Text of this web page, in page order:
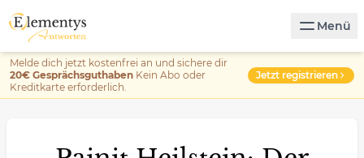
Menü
Melde dich jetzt kostenfrei an und sichere dir
20€ Gesprächsguthaben Kein Abo oder
Kreditkarte erforderlich.
Jetzt registrieren